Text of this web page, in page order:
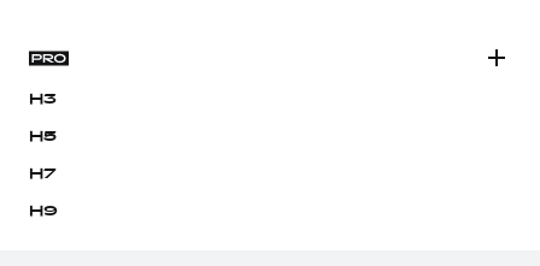
H3
H5
H7
H9